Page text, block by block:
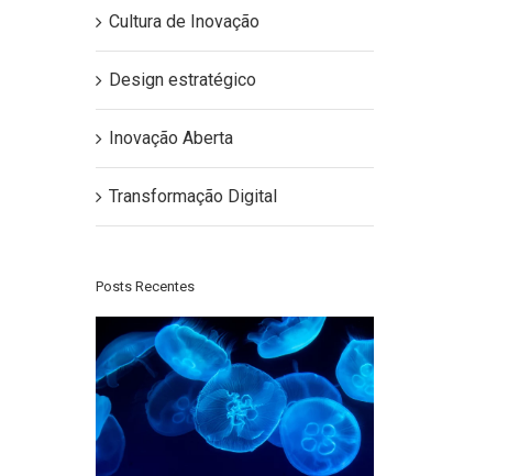
Cultura de Inovação
Design estratégico
Inovação Aberta
Transformação Digital
Posts Recentes